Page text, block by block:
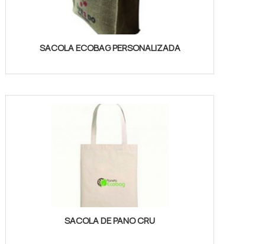
SACOLA ECOBAG PERSONALIZADA
SACOLA DE PANO CRU